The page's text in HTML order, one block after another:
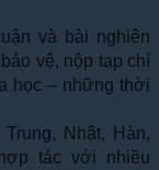
và bài nghiên
vệ, nộp tạp chí
học – những thời
Nhật, Hàn,
tác với nhiều